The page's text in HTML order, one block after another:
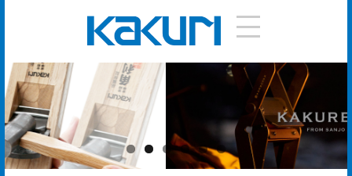
DIY
手
引
き
使